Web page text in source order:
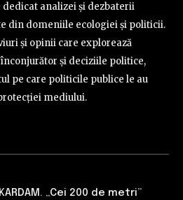
dedicat analizei și dezbaterii
din domeniile ecologiei și politicii.
și opinii care explorează
și deciziile politice,
pe care politicile publice le au
mediului.
„Cei 200 de metri”